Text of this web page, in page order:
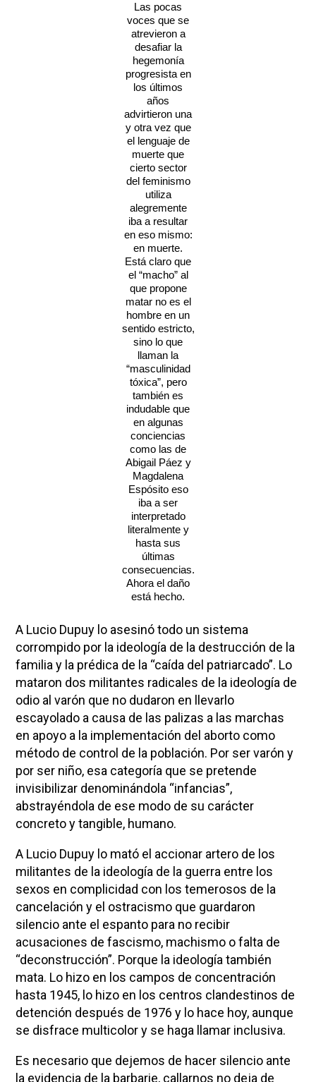
Las pocas
voces que se
atrevieron a
desafiar la
hegemonía
progresista en
los últimos
años
advirtieron una
y otra vez que
el lenguaje de
muerte que
cierto sector
del feminismo
utiliza
alegremente
iba a resultar
en eso mismo:
en muerte.
Está claro que
el “macho” al
que propone
matar no es el
hombre en un
sentido estricto,
sino lo que
llaman la
“masculinidad
tóxica”, pero
también es
indudable que
en algunas
conciencias
como las de
Abigail Páez y
Magdalena
Espósito eso
iba a ser
interpretado
literalmente y
hasta sus
últimas
consecuencias.
Ahora el daño
está hecho.
A Lucio Dupuy lo asesinó todo un sistema
corrompido por la ideología de la destrucción de la
familia y la prédica de la “caída del patriarcado”. Lo
mataron dos militantes radicales de la ideología de
odio al varón que no dudaron en llevarlo
escayolado a causa de las palizas a las marchas
en apoyo a la implementación del aborto como
método de control de la población. Por ser varón y
por ser niño, esa categoría que se pretende
invisibilizar denominándola “infancias”,
abstrayéndola de ese modo de su carácter
concreto y tangible, humano.
A Lucio Dupuy lo mató el accionar artero de los
militantes de la ideología de la guerra entre los
sexos en complicidad con los temerosos de la
cancelación y el ostracismo que guardaron
silencio ante el espanto para no recibir
acusaciones de fascismo, machismo o falta de
“deconstrucción”. Porque la ideología también
mata. Lo hizo en los campos de concentración
hasta 1945, lo hizo en los centros clandestinos de
detención después de 1976 y lo hace hoy, aunque
se disfrace multicolor y se haga llamar inclusiva.
Es necesario que dejemos de hacer silencio ante
la evidencia de la barbarie, callarnos no deja de